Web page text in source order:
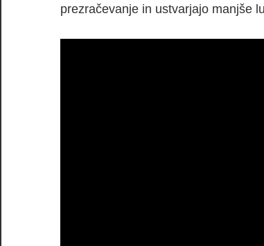
prezračevanje in ustvarjajo manjše